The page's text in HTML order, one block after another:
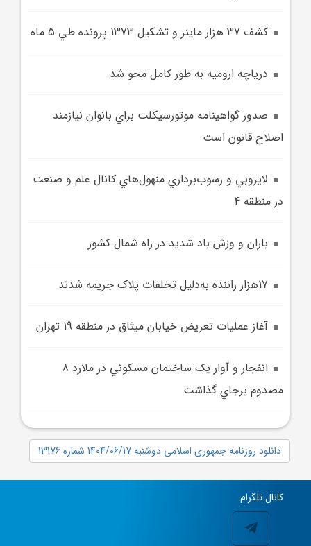
کشف 37 هزار ماينر و تشکيل 1373 پرونده طي 5 ماه
درياچه اروميه به طور کامل محو شد
صدور گواهينامه موتورسيکلت براي بانوان نيازمند
اصلاح قانون است
لايروبي و رسوب‌برداري منهول‌هاي کانال علم و صنعت
در منطقه 4
باران و وزش باد شديد در راه شمال کشور
17هزار راننده به‌دليل تخلفات پلاک جريمه شدند
آغاز عمليات تعريض خيابان ميثاق در منطقه 19 تهران
انفجار و آوار يک ساختمان مسکوني در ملارد 8
مصدوم برجاي گذاشت
دانلود روزنامه جمهوری اسلامی دوشنبه 1404/06/17 شماره 13176
کانال تلگرام